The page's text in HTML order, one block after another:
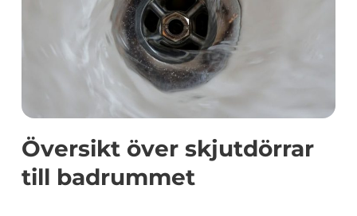
Översikt över skjutdörrar
till badrummet